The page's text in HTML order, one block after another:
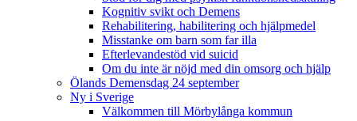
Kognitiv svikt och Demens
Rehabilitering, habilitering och hjälpmedel
Misstanke om barn som far illa
Efterlevandestöd vid suicid
Om du inte är nöjd med din omsorg och hjälp
Ölands Demensdag 24 september
Ny i Sverige
Välkommen till Mörbylånga kommun